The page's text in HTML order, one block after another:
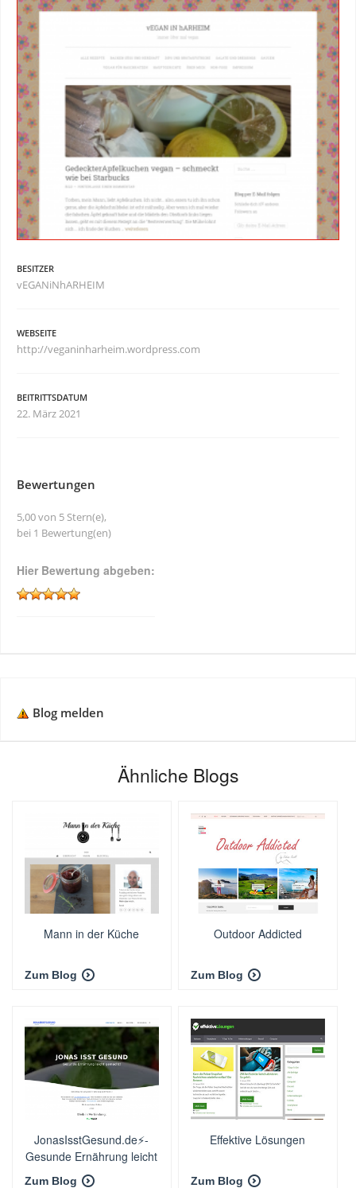
BESITZER
vEGANiNhARHEIM
WEBSEITE
http://veganinharheim.wordpress.com
BEITRITTSDATUM
22. März 2021
Bewertungen
5,00 von 5 Stern(e),
bei 1 Bewertung(en)
Hier Bewertung abgeben:
Blog melden
Ähnliche Blogs
Mann in der Küche
Zum Blog
Outdoor Addicted
Zum Blog
JonasIsstGesund.de⚡️-
Gesunde Ernährung leicht
gemacht 🤓
Zum Blog
Effektive Lösungen
Zum Blog